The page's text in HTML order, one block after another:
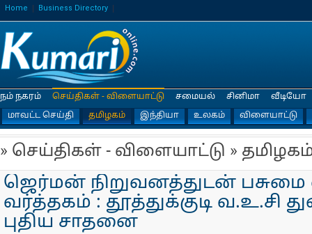
Home Business Directory
நம் நகரம்
செய்திகள் - விளையாட்டு
மாவட்ட செய்தி
தமிழகம் இந்தியா உலகம் விளையாட்டு
சமையல் சினிமா வீடியோ
» செய்திகள் - விளையாட்டு »
ஜெர்மன் நிறுவனத்துடன் பசுமை
வர்த்தகம் : தூத்துக்குடி வ.உ.சி
புதிய சாதனை